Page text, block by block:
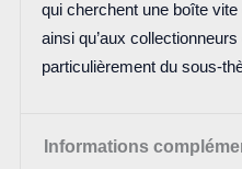
qui cherchent une boîte
ainsi qu’aux collectionneurs
particulièrement du sous-
Informations